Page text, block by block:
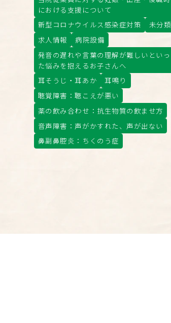
における支援について
新型コロナウイルス感染症対策
未分類
求人情報
病院設備
発音の遅れや言葉の理解が難しいといっ
た悩みを抱えるお子さんへ
耳そうじ・耳あか
耳鳴り
聴覚障害：聴こえが悪い
薬の飲み合わせ：抗生物質の飲ませ方
音声障害：声がかすれた、声が出ない
鼻副鼻腔炎：ちくのう症